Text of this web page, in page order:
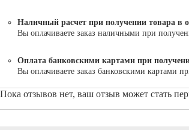
Наличный расчет при получении товара в
Вы оплачиваете заказ наличными при
Оплата банковскими картами при
Вы оплачиваете заказ банковскими картами
Пока отзывов нет, ваш отзыв может стать